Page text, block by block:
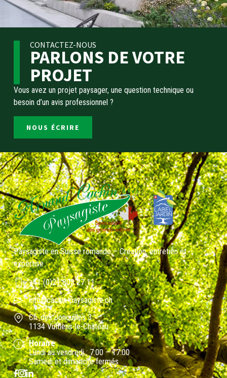
CONTACTEZ-NOUS
PARLONS DE VOTRE
PROJET
Vous avez un projet paysager, une question technique ou
besoin d’un avis professionnel ?
NOUS ÉCRIRE
Paysagiste en Suisse romande – Création, entretien et
expertise
+41 (0)21 803 27 11
info@cachin-paysagiste.ch
Ch. des Jonquilles 3
1134 Vufflens-le-Château
Horaire
Lundi au vendredi : 7:00 – 17:00
Samedi et dimanche fermés